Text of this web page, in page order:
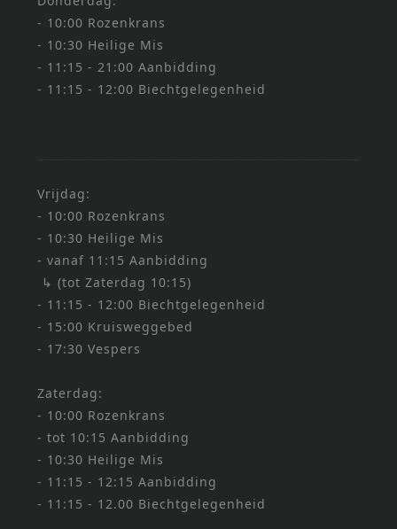
- 10:00 Rozenkrans
- 10:30 Heilige Mis
- 11:15 - 21:00 Aanbidding
- 11:15 - 12:00 Biechtgelegenheid
Vrijdag:
- 10:00 Rozenkrans
- 10:30 Heilige Mis
- vanaf 11:15 Aanbidding
↳ (tot Zaterdag 10:15)
- 11:15 - 12:00 Biechtgelegenheid
- 15:00 Kruisweggebed
- 17:30 Vespers
Zaterdag:
- 10:00 Rozenkrans
- tot 10:15 Aanbidding
- 10:30 Heilige Mis
- 11:15 - 12:15 Aanbidding
- 11:15 - 12.00 Biechtgelegenheid